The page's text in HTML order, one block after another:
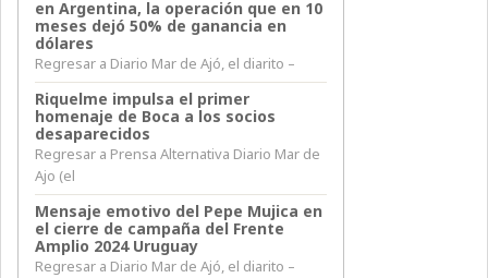
en Argentina, la operación que en 10
meses dejó 50% de ganancia en
dólares
Regresar a Diario Mar de Ajó, el diarito –
Riquelme impulsa el primer
homenaje de Boca a los socios
desaparecidos
Regresar a Prensa Alternativa Diario Mar de
Ajo (el
Mensaje emotivo del Pepe Mujica en
el cierre de campaña del Frente
Amplio 2024 Uruguay
Regresar a Diario Mar de Ajó, el diarito –